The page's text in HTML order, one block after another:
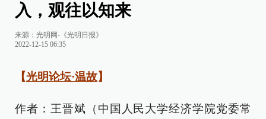
入，观往以知来
来源： 光明网-《光明日报》
2022-12-15 06:35
【光明论坛·温故】
作者：王晋斌（中国人民大学经济学院党委常